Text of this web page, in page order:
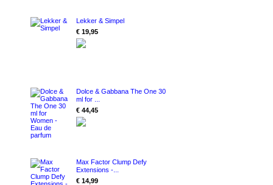
Lekker & Simpel
€ 19,95
Dolce & Gabbana The One 30
ml for ...
€ 44,45
Max Factor Clump Defy
Extensions -...
€ 14,99